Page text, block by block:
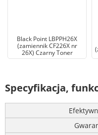
Black Point LBPPH26X
(zamiennik CF226X nr
26X) Czarny Toner
Specyfikacja,